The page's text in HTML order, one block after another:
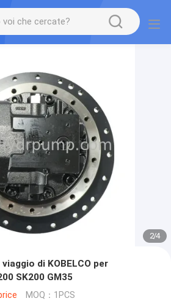
2/4
di KOBELCO per
SK200 GM35
MOQ：1PCS